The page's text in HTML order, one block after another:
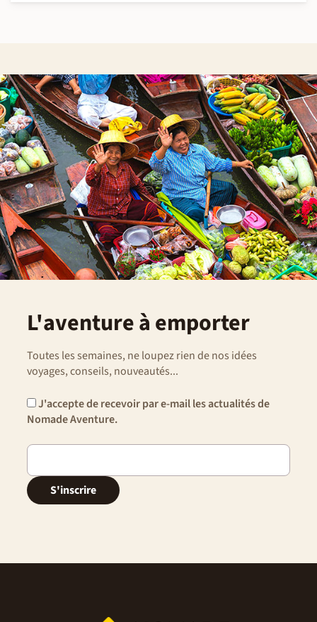
L'aventure à emporter
Toutes les semaines, ne loupez rien de nos idées
voyages, conseils, nouveautés...
J'accepte de recevoir par e-mail les actualités de
Nomade Aventure.
S'inscrire